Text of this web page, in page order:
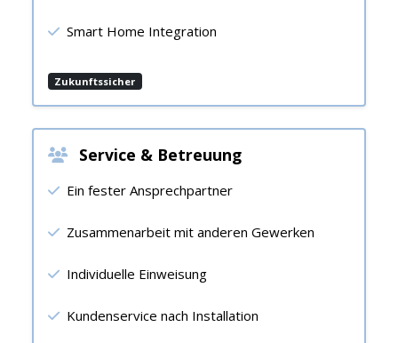
Smart Home Integration
Zukunftssicher
Service & Betreuung
Ein fester Ansprechpartner
Zusammenarbeit mit anderen Gewerken
Individuelle Einweisung
Kundenservice nach Installation